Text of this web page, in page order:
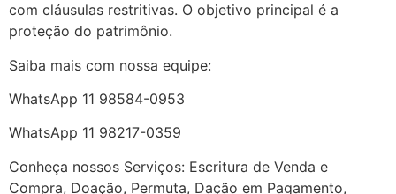
com cláusulas restritivas. O objetivo principal é a
proteção do patrimônio.
Saiba mais com nossa equipe:
WhatsApp 11 98584-0953
WhatsApp 11 98217-0359
Conheça nossos Serviços: Escritura de Venda e
Compra, Doação, Permuta, Dação em Pagamento,